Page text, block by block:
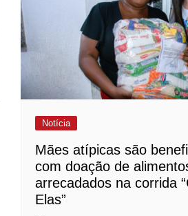
Notícia
Mães atípicas são
com doação de
arrecadados na corrida
Elas”